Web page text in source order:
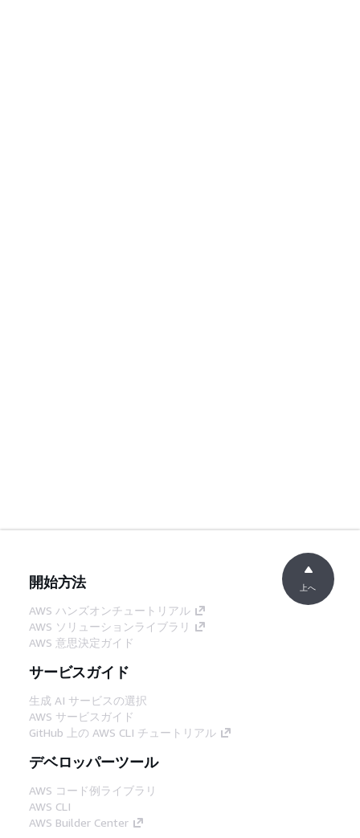
開始方法
AWS ハンズオンチュートリアル
AWS ソリューションライブラリ
AWS 意思決定ガイド
サービスガイド
生成 AI サービスの選択
AWS サービスガイド
GitHub 上の AWS CLI チュートリアル
デベロッパーツール
AWS コード例ライブラリ
AWS CLI
AWS Builder Center
上へ